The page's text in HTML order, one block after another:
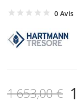
0 Avis
1 653,00 €